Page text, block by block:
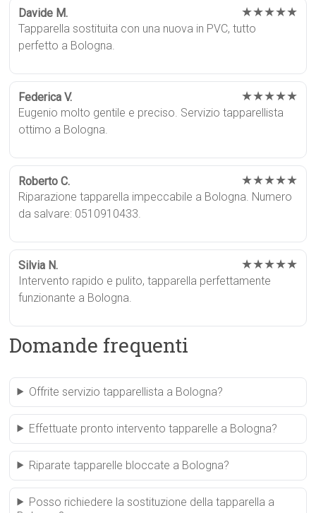
Davide M. ★★★★★
Tapparella sostituita con una nuova in PVC, tutto
perfetto a Bologna.
Federica V. ★★★★★
Eugenio molto gentile e preciso. Servizio tapparellista
ottimo a Bologna.
Roberto C. ★★★★★
Riparazione tapparella impeccabile a Bologna. Numero
da salvare: 0510910433.
Silvia N. ★★★★★
Intervento rapido e pulito, tapparella perfettamente
funzionante a Bologna.
Domande frequenti
Offrite servizio tapparellista a Bologna?
Effettuate pronto intervento tapparelle a Bologna?
Riparate tapparelle bloccate a Bologna?
Posso richiedere la sostituzione della tapparella a